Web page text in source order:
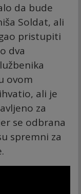
da bude
Soldat, ali
pristupiti
dva
ovom
ali je
za
se odbrana
spremni za